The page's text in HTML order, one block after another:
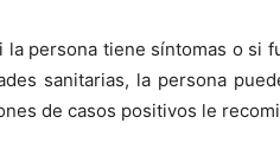
persona tiene síntomas o si
sanitarias, la persona
de casos positivos le